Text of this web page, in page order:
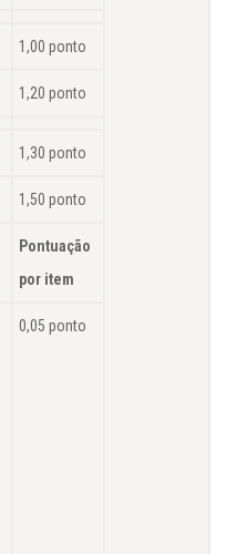
1,00 ponto
1,20 ponto
1,30 ponto
1,50 ponto
Pontuação
por item
0,05 ponto